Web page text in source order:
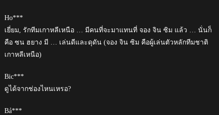
Ho***
เยี่ยม, รักทีมเกาหลีเหนือ … มีคนที่จะมาแทนที่ จอง จิน ซิม แล้ว … นั่นก็
คือ ซน ฮยาง มี … เล่นดีและดุดัน (จอง จิน ซิม คือผู้เล่นตัวหลักทีมชาติ
เกาหลีเหนือ)
Bic***
ดูได้จากช่องไหนเหรอ?
Bả***